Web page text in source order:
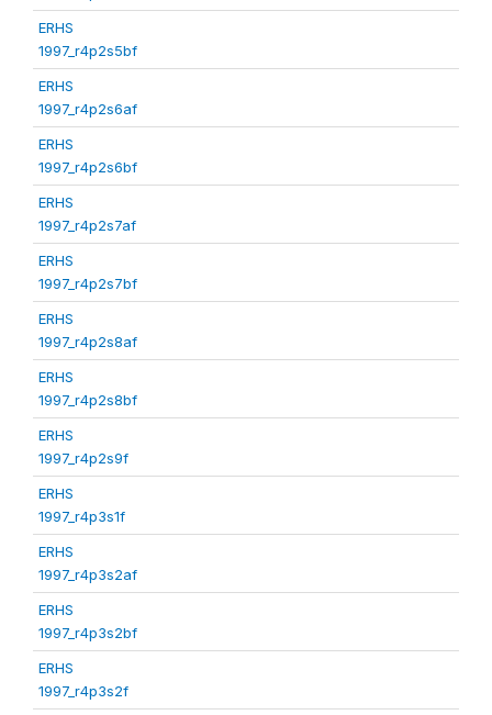
ERHS
1997_r4p2s5bf
ERHS
1997_r4p2s6af
ERHS
1997_r4p2s6bf
ERHS
1997_r4p2s7af
ERHS
1997_r4p2s7bf
ERHS
1997_r4p2s8af
ERHS
1997_r4p2s8bf
ERHS
1997_r4p2s9f
ERHS
1997_r4p3s1f
ERHS
1997_r4p3s2af
ERHS
1997_r4p3s2bf
ERHS
1997_r4p3s2f